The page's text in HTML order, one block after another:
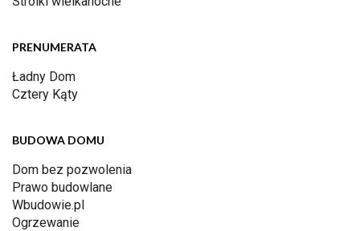
PRENUMERATA
Ładny Dom
Cztery Kąty
BUDOWA DOMU
Dom bez pozwolenia
Prawo budowlane
Wbudowie.pl
Ogrzewanie